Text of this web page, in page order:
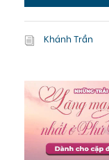
Khánh Trần